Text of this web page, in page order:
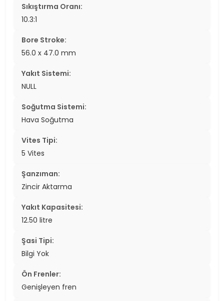
Sıkıştırma Oranı:
10.3:1
Bore Stroke:
56.0 x 47.0 mm
Yakıt Sistemi:
NULL
Soğutma Sistemi:
Hava Soğutma
Vites Tipi:
5 Vites
Şanzıman:
Zincir Aktarma
Yakıt Kapasitesi:
12.50 litre
Şasi Tipi:
Bilgi Yok
Ön Frenler:
Genişleyen fren